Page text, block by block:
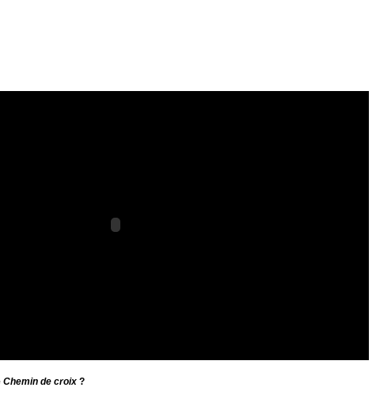
Chemin de croix ?